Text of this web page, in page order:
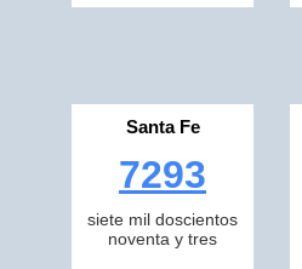
Santa Fe
7293
siete mil doscientos
noventa y tres